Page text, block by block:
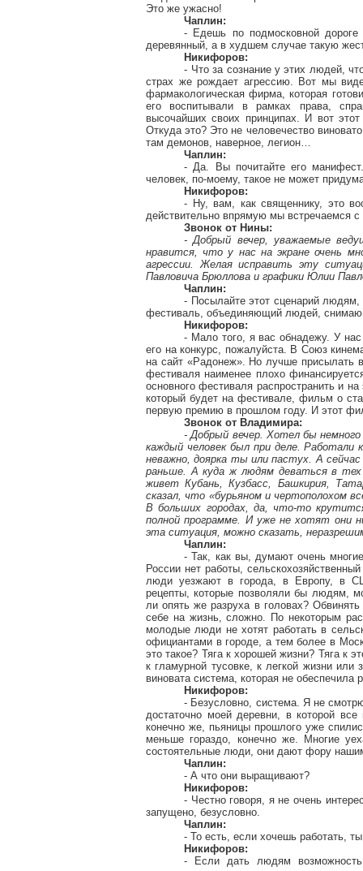
Это же ужасно!
Чаплин:
- Едешь по подмосковной
деревянный, а в худшем случае такую
Никифоров:
- Что за сознание у этих людей,
страх же рождает агрессию. Вот мы
фармакологическая фирма, которая
его воспитывали в рамках права,
высочайших своих принципах. И вот
Откуда это? Это не человечество
там демонов, наверное, легион…
Чаплин:
- Да. Вы почитайте его
человек, по-моему, такое не может
Никифоров:
- Ну, вам, как священнику, это
действительно впрямую мы встречаемся
Звонок от Нины:
- Добрый вечер, уважаемые
нравится, что у нас на экране очень
агрессии. Желая исправить эту
Павловича Брюллова и графики Юлии
Чаплин:
- Посылайте этот сценарий
фестиваль, объединяющий людей,
Никифоров:
- Мало того, я вас обнадежу. У
его на конкурс, пожалуйста. В Союз
на сайт «Радонеж». Но лучше присылать
фестиваля наименее плохо
основного фестиваля распространить и
который будет на фестивале, фильм о
первую премию в прошлом году. И этот
Звонок от Владимира:
- Добрый вечер. Хотел бы
каждый человек был при деле. Работали
неважно, доярка ты или пастух. А
раньше. А куда ж людям деваться в
живет Кубань, Кузбасс, Башкирия,
сказал, что «бурьяном и чертополохом
В больших городах, да, что-то
полной программе. И уже не хотят они
эта ситуация, можно сказать,
Чаплин:
- Так, как вы, думают очень
России нет работы,
люди уезжают в города, в Европу, в
рецепты, которые позволяли бы людям,
ли опять же разруха в головах?
себе на жизнь, сложно. По некоторым
молодые люди не хотят работать в
официантами в городе, а тем более в
это такое? Тяга к хорошей жизни? Тяга к
к гламурной тусовке, к легкой жизни или
виновата система, которая не обеспечила
Никифоров:
- Безусловно, система. Я не
достаточно моей деревни, в которой
конечно же, пьяницы прошлого уже
меньше гораздо, конечно же. Многие
состоятельные люди, они дают фору
Чаплин:
- А что они выращивают?
Никифоров:
- Честно говоря, я не очень
запущено, безусловно.
Чаплин:
- То есть, если хочешь работать,
Никифоров:
- Если дать людям